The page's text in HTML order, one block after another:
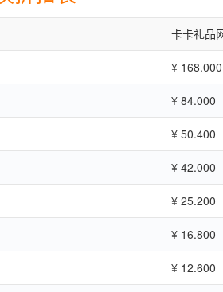
卡卡礼品
¥ 168.000
¥ 84.000
¥ 50.400
¥ 42.000
¥ 25.200
¥ 16.800
¥ 12.600